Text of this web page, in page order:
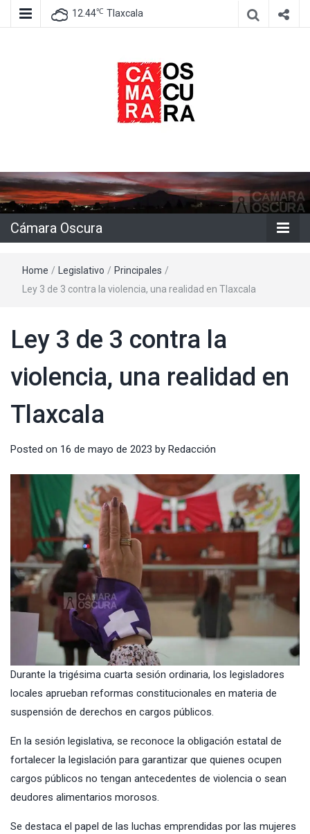
12.44℃ Tlaxcala
Cámara
Oscura
Cámara Oscura
Home / Legislativo / Principales /
Ley 3 de 3 contra la violencia, una realidad en Tlaxcala
Ley 3 de 3 contra la
violencia, una realidad en
Tlaxcala
Posted on 16 de mayo de 2023 by Redacción
Durante la trigésima cuarta sesión ordinaria, los legisladores
locales aprueban reformas constitucionales en materia de
suspensión de derechos en cargos públicos.
En la sesión legislativa, se reconoce la obligación estatal de
fortalecer la legislación para garantizar que quienes ocupen
cargos públicos no tengan antecedentes de violencia o sean
deudores alimentarios morosos.
Se destaca el papel de las luchas emprendidas por las mujeres